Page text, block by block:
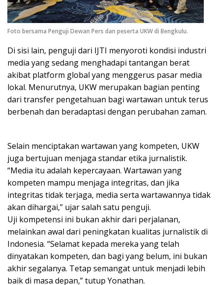
Foto bersama Penguji Dewan Pers dan peserta UKW di Bengkulu.
Di sisi lain, penguji dari IJTI menyoroti kondisi industri
media yang sedang menghadapi tantangan berat
akibat platform global yang menggerus pasar media
lokal. Menurutnya, UKW merupakan bagian penting
dari transfer pengetahuan bagi wartawan untuk terus
berbenah dan beradaptasi dengan perubahan zaman.
Selain menciptakan wartawan yang kompeten, UKW
juga bertujuan menjaga standar etika jurnalistik.
“Media itu adalah kepercayaan. Wartawan yang
kompeten mampu menjaga integritas, dan jika
integritas tidak terjaga, media serta wartawannya tidak
akan dihargai,” ujar salah satu penguji.
Uji kompetensi ini bukan akhir dari perjalanan,
melainkan awal dari peningkatan kualitas jurnalistik di
Indonesia. “Selamat kepada mereka yang telah
dinyatakan kompeten, dan bagi yang belum, ini bukan
akhir segalanya. Tetap semangat untuk menjadi lebih
baik di masa depan,” tutup Yonathan.